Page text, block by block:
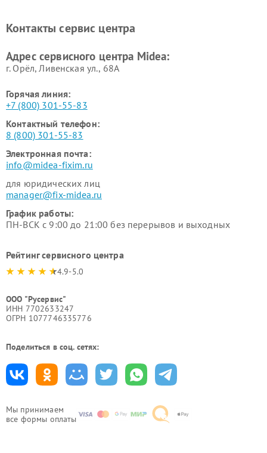
Мы принимаем
все формы оплаты
пылесосов Midea
Midea
Контакты сервис центра
Адрес сервисного центра Midea:
г. Орёл, Ливенская ул., 68А
Горячая линия:
+7 (800) 301-55-83
Контактный телефон:
8 (800) 301-55-83
Электронная почта:
info@midea-fixim.ru
для юридических лиц
manager@fix-midea.ru
График работы:
ПН-ВСК с 9:00 до 21:00 без перерывов и выходных
Рейтинг сервисного центра
4.9-5.0
ООО "Русервис"
ИНН 7702633247
ОГРН 1077746335776
Поделиться в соц. сетях: